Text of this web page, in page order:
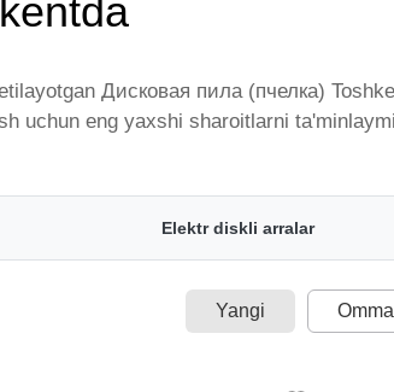
Дисковая пила (пчелка)
uchun eng yaxshi sharoitlarni
taqdim etilgan bo'lib, ularning
Elektr diskli arralar
Yangi